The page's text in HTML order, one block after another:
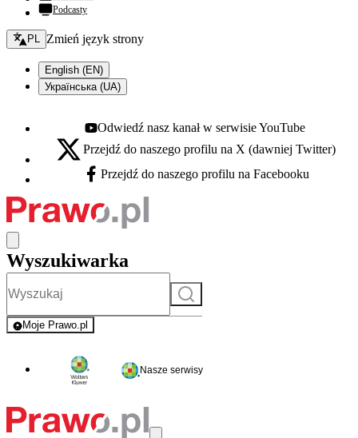
Podcasty
Zmień język - bieżący:
PL Zmień język strony
English (EN)
Українська (UA)
Youtube - otwiera się w nowej karcie
Odwiedź nasz kanał w serwisie YouTube
X - otwiera się w nowej karcie
Przejdź do naszego profilu na X (dawniej Twitter)
Facebook - otwiera się w nowej karcie
Przejdź do naszego profilu na Facebooku
Wyszukiwarka
Szukaj
Moje Prawo.pl
- rejestracja i logowanie do serwisu
Nasze serwisy